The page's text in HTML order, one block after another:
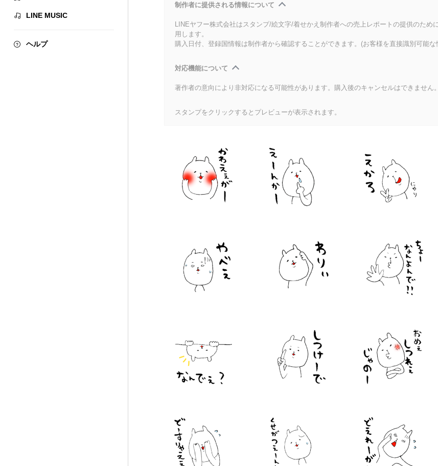
LINE MUSIC
ヘルプ
制作者に提供される情報について
LINEヤフー株式会社はスタンプ/絵文字/着せかえ制作者への売上レポートの提供のため
用します。
購入日付、登録国情報は制作者から確認することができます。(お客様を直接識別可能
対応機能について
著作者の意向により非対応になる可能性があります。購入後のキャンセルはできません。
スタンプをクリックするとプレビューが表示されます。